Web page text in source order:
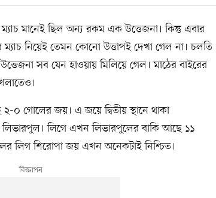
মানেই ছিল অন্য রকম এক উত্তেজনা। কিন্তু এবার
ম্যাচ নিয়েই তেমন কোনো উত্তাপই দেখা গেল না। চলতি
সব যেন হাওয়ায় মিলিয়ে গেল। মাঠের বাইরের
২-০ গোলের জয়। এ জয়ে দ্বিতীয় স্থানে থাকা
লিভারপুল। লিগে এখন লিভারপুলের বাকি আছে ১১
লিগ শিরোপা জয় এখন অনেকটাই নিশ্চিত।